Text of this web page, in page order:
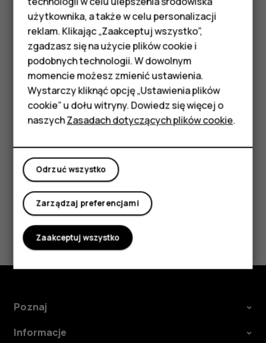
Telefony z funkcjami
podstawowymi
Akcesoria
HMD Terra M
Tablety
Moje konto
Dotknijsearch.
Filtrowanie listy kontaktów
Dotknij kolejnoKontakty>menu > settingsUstawienia
sekcji Lista kontaktów wybierzSortuj wedługlub
nazwy.
Importowanie i eksportowanie kontaktów
Czy te informacje były pomocne?
Tak Nie
Poznaj
Informacje
użytkownika, a także w celu personalizacji
reklam. Klikając „Zaakceptuj wszystko”,
zgadzasz się na użycie plików cookie i
podobnych technologii. W dowolnym
momencie możesz zmienić ustawienia.
Wystarczy kliknąć opcję „Ustawienia plików
cookie” u dołu witryny. Dowiedz się więcej o
naszychZasadach dotyczących plików cookie.
Odrzuć wszystko
Zarządzaj preferencjami
Zaakceptuj wszystko